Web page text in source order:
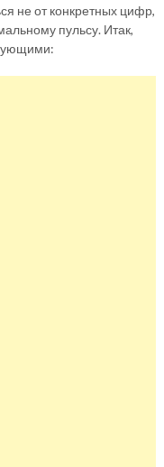
не от конкретных цифр,
пульсу. Итак,